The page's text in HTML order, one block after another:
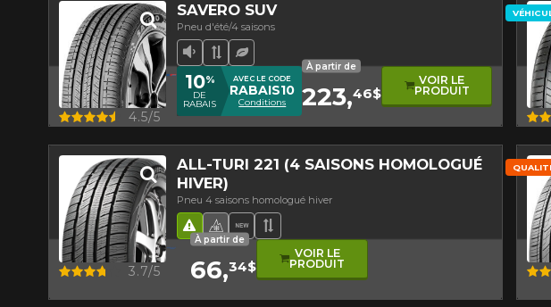
SAVERO SUV
Pneu d'été/4 saisons
Faible niveau sonore
Bande de roulement asymétrique
Pneu écologique
Aperçu 4.5/5
10%
DE
RABAIS
AVEC LE CODE
RABAIS10
Conditions
À partir de
223,46$
VOIR LE
PRODUIT
ALL-TURI 221 (4 SAISONS HOMOLOGUÉ
HIVER)
Pneu 4 saisons homologué hiver
Pneu 4 saisons homologué hiver
Nouveau produit
Bande de roulement asymétrique
Hasard routier
Aperçu 3.7/5
À partir de
66,34$
VOIR LE
PRODUIT